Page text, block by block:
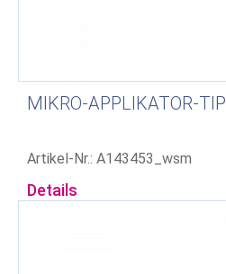
MIKRO-APPLIKATOR-
Artikel-Nr.: A143453_wsm
Details